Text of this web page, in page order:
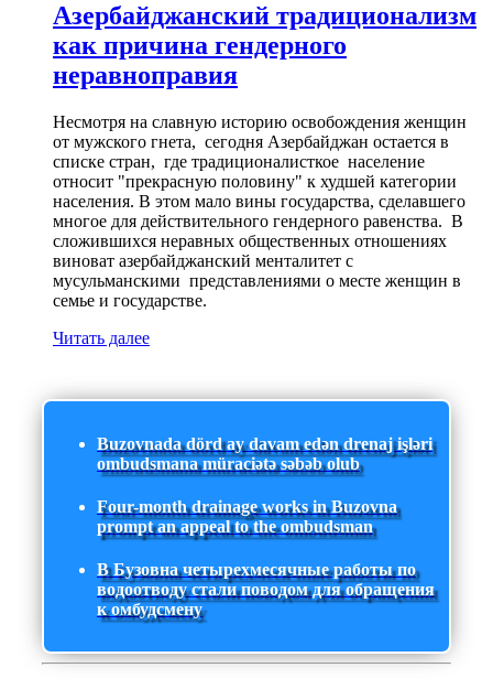
Азербайджанский традиционализм
как причина гендерного
неравноправия
Несмотря на славную историю освобождения женщин
от мужского гнета, сегодня Азербайджан остается в
списке стран, где традиционалисткое население
относит "прекрасную половину" к худшей категории
населения. В этом мало вины государства, сделавшего
многое для действительного гендерного равенства. В
сложившихся неравных общественных отношениях
виноват азербайджанский менталитет с
мусульманскими представлениями о месте женщин в
семье и государстве.
Читать далее
Buzovnada dörd ay davam edən drenaj işləri
ombudsmana müraciətə səbəb olub
Four-month drainage works in Buzovna
prompt an appeal to the ombudsman
В Бузовна четырехмесячные работы по
водоотводу стали поводом для обращения
к омбудсмену